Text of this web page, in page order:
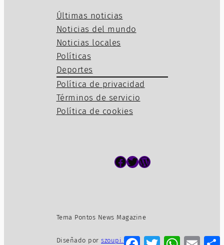
Últimas noticias
Noticias del mundo
Noticias locales
Políticas
Deportes
Política de privacidad
Términos de servicio
Política de cookies
Facebook Twitter WordPress
Tema Pontos News Magazine
Diseñado por szoupi.com Facebook
TwitterWhatsApp
Email